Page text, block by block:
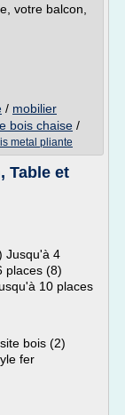
votre balcon,
/ mobilier
bois chaise /
metal pliante
Table et
Jusqu'à 4
places (8)
10 places
bois (2)
fer